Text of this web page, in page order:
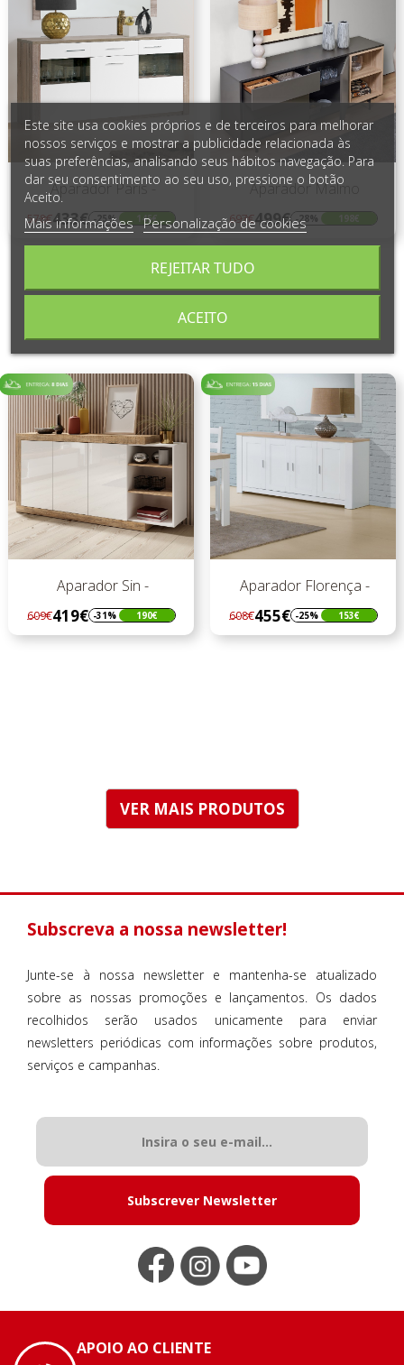
Aparador Paris -
Regular
preço
578€433€
Preço -25% 145€
Aparador Malmo
Regular
preço
697€499€
Preço -28% 198€
Aparador Sin -
Regular
preço
609€419€
Preço -31% 190€
Aparador Florença -
Regular
preço
608€455€
Preço -25% 153€
VER MAIS PRODUTOS
Subscreva a nossa newsletter!
Junte-se à nossa newsletter e mantenha-se atualizado
sobre as nossas promoções e lançamentos. Os dados
recolhidos serão usados unicamente para enviar
newsletters periódicas com informações sobre produtos,
serviços e campanhas.
Subscrever Newsletter
APOIO AO CLIENTE
Este site usa cookies próprios e de terceiros para melhorar
nossos serviços e mostrar a publicidade relacionada às
suas preferências, analisando seus hábitos navegação. Para
dar seu consentimento ao seu uso, pressione o botão
Aceito.
Mais informações Personalização de cookies
REJEITAR TUDO
ACEITO